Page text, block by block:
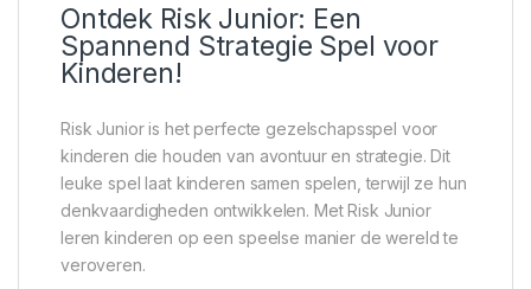
Ontdek Risk Junior: Een
Spannend Strategie Spel voor
Kinderen!
Risk Junior is het perfecte gezelschapsspel voor
kinderen die houden van avontuur en strategie. Dit
leuke spel laat kinderen samen spelen, terwijl ze hun
denkvaardigheden ontwikkelen. Met Risk Junior
leren kinderen op een speelse manier de wereld te
veroveren.